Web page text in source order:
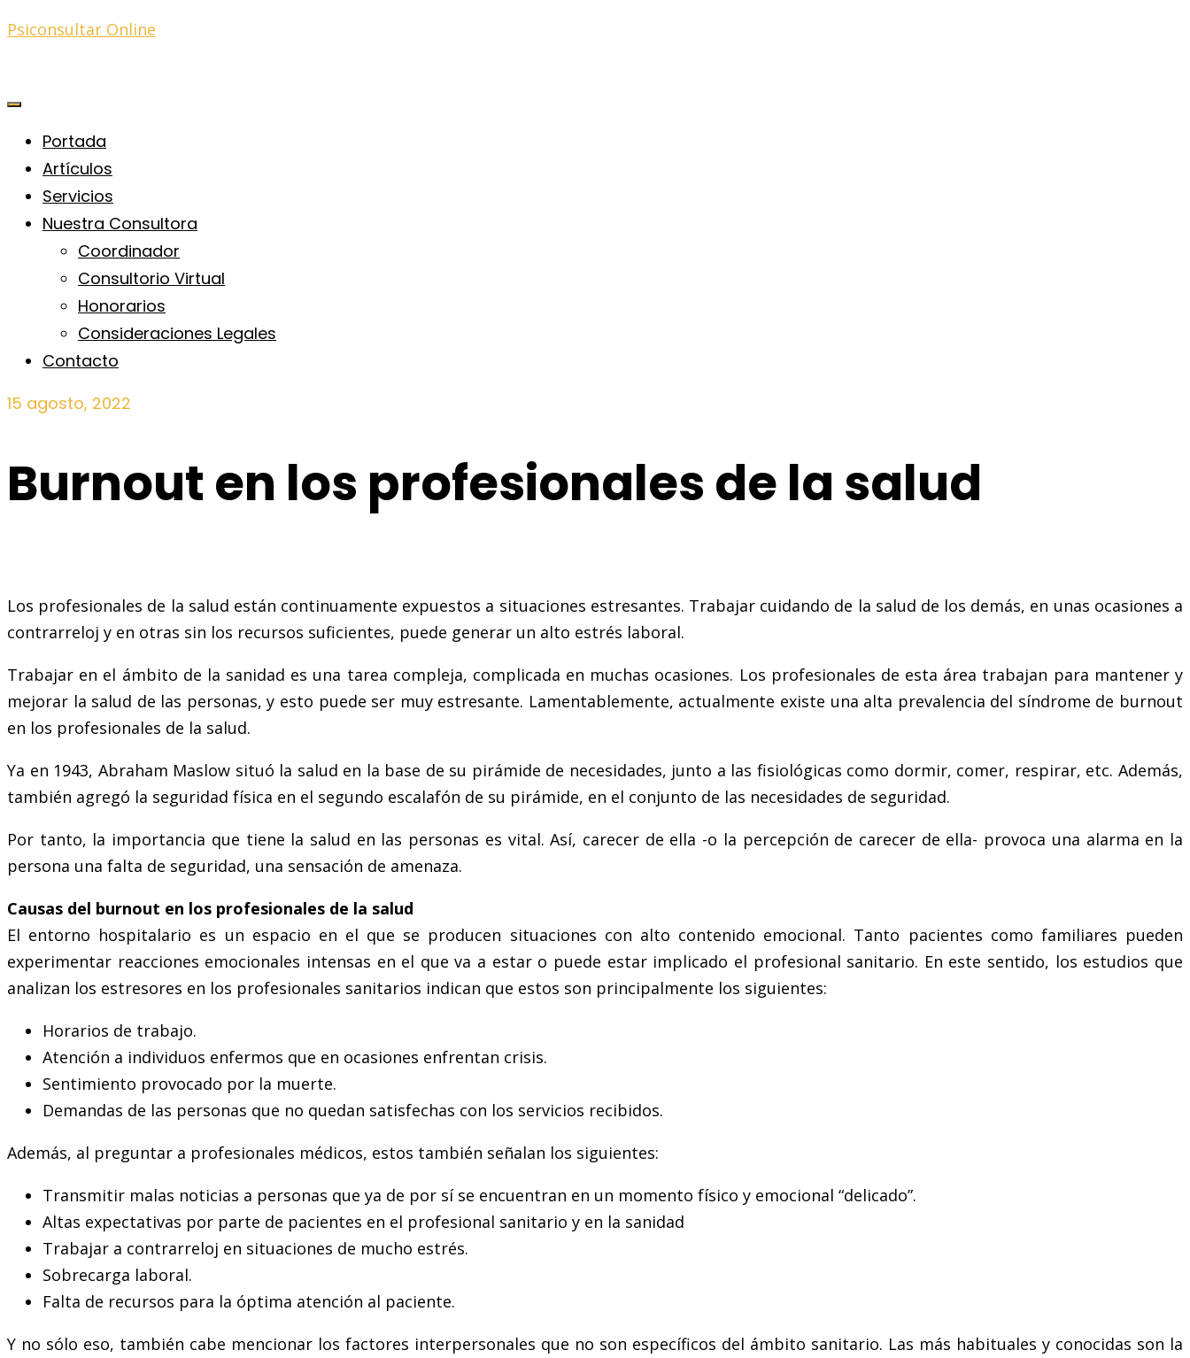
Psiconsultar Online
Portada
Artículos
Servicios
Nuestra Consultora
Coordinador
Consultorio Virtual
Honorarios
Consideraciones Legales
Contacto
15 agosto, 2022
Burnout en los profesionales de la salud
Los profesionales de la salud están continuamente expuestos a situaciones estresantes. Trabajar cuidando de la salud de los demás, en unas ocasiones a
contrarreloj y en otras sin los recursos suficientes, puede generar un alto estrés laboral.
Trabajar en el ámbito de la sanidad es una tarea compleja, complicada en muchas ocasiones. Los profesionales de esta área trabajan para mantener y
mejorar la salud de las personas, y esto puede ser muy estresante. Lamentablemente, actualmente existe una alta prevalencia del síndrome de burnout
en los profesionales de la salud.
Ya en 1943, Abraham Maslow situó la salud en la base de su pirámide de necesidades, junto a las fisiológicas como dormir, comer, respirar, etc. Además,
también agregó la seguridad física en el segundo escalafón de su pirámide, en el conjunto de las necesidades de seguridad.
Por tanto, la importancia que tiene la salud en las personas es vital. Así, carecer de ella -o la percepción de carecer de ella- provoca una alarma en la
persona una falta de seguridad, una sensación de amenaza.
Causas del burnout en los profesionales de la salud
El entorno hospitalario es un espacio en el que se producen situaciones con alto contenido emocional. Tanto pacientes como familiares pueden
experimentar reacciones emocionales intensas en el que va a estar o puede estar implicado el profesional sanitario. En este sentido, los estudios que
analizan los estresores en los profesionales sanitarios indican que estos son principalmente los siguientes:
Horarios de trabajo.
Atención a individuos enfermos que en ocasiones enfrentan crisis.
Sentimiento provocado por la muerte.
Demandas de las personas que no quedan satisfechas con los servicios recibidos.
Además, al preguntar a profesionales médicos, estos también señalan los siguientes:
Transmitir malas noticias a personas que ya de por sí se encuentran en un momento físico y emocional “delicado”.
Altas expectativas por parte de pacientes en el profesional sanitario y en la sanidad
Trabajar a contrarreloj en situaciones de mucho estrés.
Sobrecarga laboral.
Falta de recursos para la óptima atención al paciente.
Y no sólo eso, también cabe mencionar los factores interpersonales que no son específicos del ámbito sanitario. Las más habituales y conocidas son la